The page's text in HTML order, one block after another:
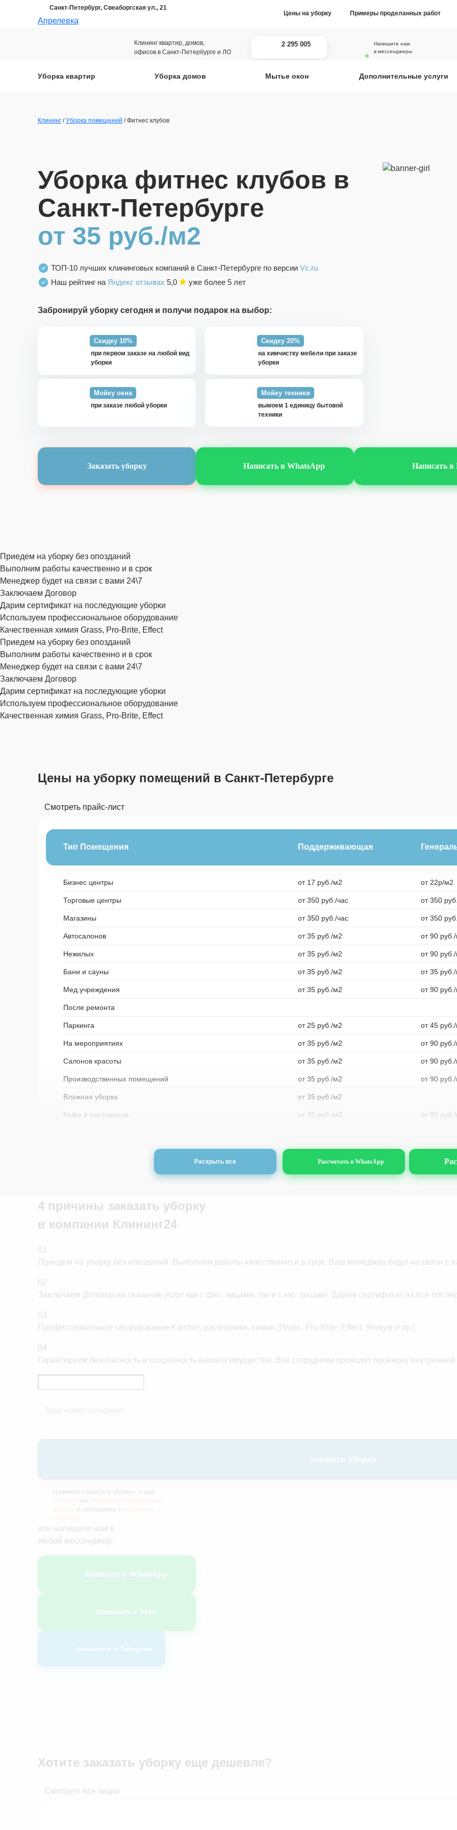
_
Санкт-Петербург, Свеаборгская ул., 21
Апрелевка
Цены на уборку Примеры проделанных работ
Клининг квартир, домов,
офисов в Санкт-Петербурге и ЛО
2 295 005
Напишите нам
в мессенджеры
Уборка квартир Уборка домов Мытье окон Дополнительные услуги
Клининг /Уборка помещений / Фитнес клубов
Уборка фитнес клубов в
Санкт-Петербурге
от 35 руб./м2
ТОП-10 лучших клининговых компаний в Санкт-Петербурге по версии Vc.ru
Наш рейтинг на Яндекс отзывах 5,0 уже более 5 лет
Забронируй уборку сегодня и получи подарок на выбор:
Скидку 10%
при первом заказе на любой вид
уборки
Скидку 20%
на химчистку мебели при заказе
уборки
Мойку окна
при заказе любой уборки
Мойку техники
вымоем 1 единицу бытовой
техники
Заказать уборку Написать в WhatsApp Написать в
Приедем на уборку без опозданий
Выполним работы качественно и в срок
Менеджер будет на связи с вами 24\7
Заключаем Договор
Дарим сертификат на последующие уборки
Используем профессиональное оборудование
Качественная химия Grass, Pro-Brite, Effect
Приедем на уборку без опозданий
Выполним работы качественно и в срок
Менеджер будет на связи с вами 24\7
Заключаем Договор
Дарим сертификат на последующие уборки
Используем профессиональное оборудование
Качественная химия Grass, Pro-Brite, Effect
Цены на уборку помещений в Санкт-Петербурге
Смотреть прайс-лист
Тип Помещения Поддерживающая
Бизнес центры от 17 руб./м2 от 22р/м2
Торговые центры от 350 руб./час от 350
Магазины от 350 руб./час от 350
Автосалонов от 35 руб./м2 от 90
Нежилых от 35 руб./м2 от 90
Бани и сауны от 35 руб./м2 от 35
Мед.учреждения от 35 руб./м2 от 90
После ремонта
Паркинга от 25 руб./м2 от 45
На мероприятиях от 35 руб./м2 от 90
Салонов красоты от 35 руб./м2 от 90
Производственных помещений от 35 руб./м2 от 90
Влажная уборка от 35 руб./м2
Кафе и ресторанов от 35 руб./м2 от 90
от 35 руб./м2 от 90
Учебных заведений
Фитнес клубов
Раскрыть все Рассчитать в WhatsApp
4 причины заказать уборку
в компании Клининг24
01
Приедем на уборку без опозданий. Выполним работы качественно и в срок. Ваш менеджер будет на связи с
02
Заключаем Договор на оказание услуг как с физ. лицами, так и с юр. лицами. Дарим сертификат на все
03
Профессиональное оборудование Karcher, расходники, химия (Grass, Pro-Brite, Effect, Уникум и пр.).
04
Гарантируем безопасность и сохранность вашего имущества. Все сотрудники проходят проверку
Заказать уборку
Нажимая «Заказать уборку», я даю
на
и соглашаюсь с
или напишите нам в
любой мессенджер:
Написать в WhatsApp
Написать в Max
Написать в Telegram
Хотите заказать уборку еще дешевле?
Смотреть все акции